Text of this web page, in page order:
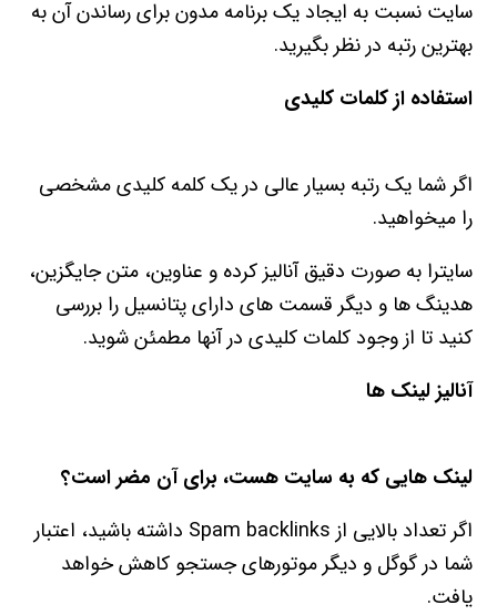
سایت نسبت به ایجاد یک برنامه مدون برای رساندن آن به
بهترین رتبه در نظر بگیرید.
استفاده از کلمات کلیدی
اگر شما یک رتبه بسیار عالی در یک کلمه کلیدی مشخصی
را میخواهید.
سایترا به صورت دقیق آنالیز کرده و عناوین، متن جایگزین،
هدینگ ها و دیگر قسمت های دارای پتانسیل را بررسی
کنید تا از وجود کلمات کلیدی در آنها مطمئن شوید.
آنالیز لینک ها
لینک هایی که به سایت هست، برای آن مضر است؟
اگر تعداد بالایی از Spam backlinks داشته باشید، اعتبار
شما در گوگل و دیگر موتورهای جستجو کاهش خواهد
یافت.